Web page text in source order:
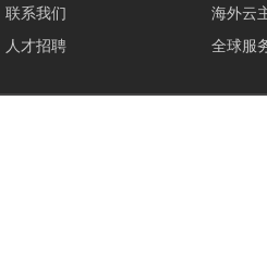
联系我们
人才招聘
海外云
全球服